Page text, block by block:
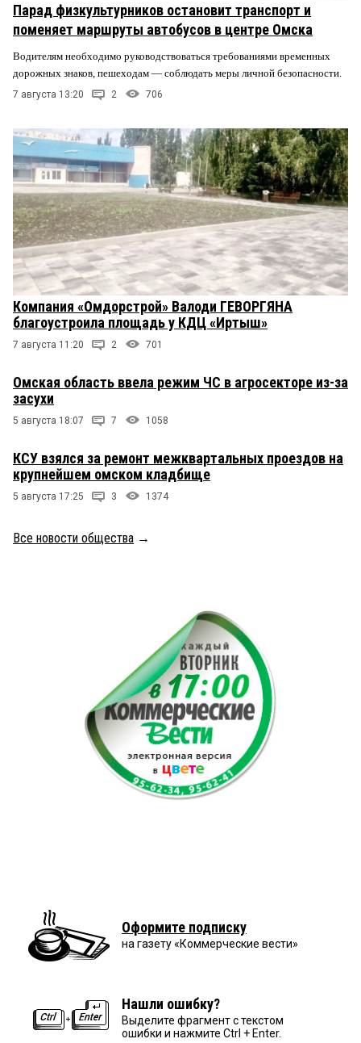
Парад физкультурников остановит транспорт и
поменяет маршруты автобусов в центре Омска
Водителям необходимо руководствоваться требованиями временных
дорожных знаков, пешеходам — соблюдать меры личной безопасности.
7 августа 13:20 2 706
Компания «Омдорстрой» Валоди ГЕВОРГЯНА
благоустроила площадь у КДЦ «Иртыш»
7 августа 11:20 2 701
Омская область ввела режим ЧС в агросекторе из-за
засухи
5 августа 18:07 7 1058
КСУ взялся за ремонт межквартальных проездов на
крупнейшем омском кладбище
5 августа 17:25 3 1374
Все новости общества →
Оформите подписку
на газету «Коммерческие вести»
Нашли ошибку?
Выделите фрагмент с текстом
ошибки и нажмите Ctrl + Enter.